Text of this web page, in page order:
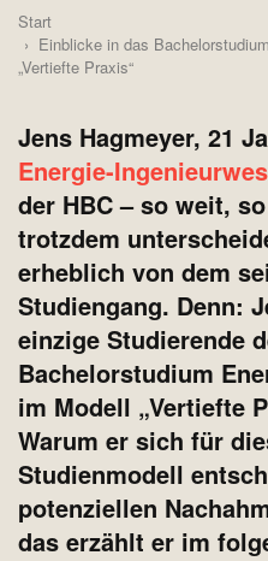
Start
Einblicke in das
„Vertiefte Praxis“
Jens Hagmeyer, 21
Energie-
der HBC – so weit,
trotzdem
erheblich von dem
Studiengang. Denn:
einzige Studierende
Bachelorstudium
im Modell „Vertiefte
Warum er sich für
Studienmodell
potenziellen
das erzählt er im